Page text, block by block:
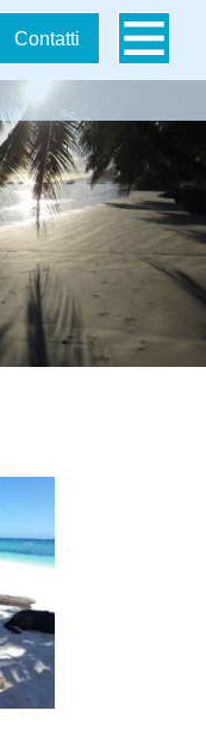
Salta
Contatti